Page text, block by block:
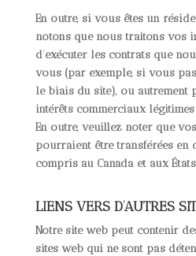
En outre, si vous êtes un
notons que nous traitons vos
d’exécuter les contrats que
vous (par exemple, si vous
le biais du site), ou
intérêts commerciaux
En outre, veuillez noter que
pourraient être transférées en
compris au Canada et aux
LIENS VERS D’AUTRES
Notre site web peut contenir
sites web qui ne sont pas